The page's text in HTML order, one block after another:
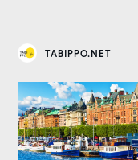
TABIPPO.NET